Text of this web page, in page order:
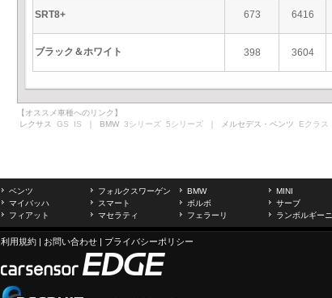
SRT8+ 673 6416
ブラック＆ホワイト 398 3604
【オススメ車種へのリンク】
レクサス GS IS ｜ BMW 3シリーズ 5シリーズ ｜ メルセデス・ベンツ Eクラス
ベンツ フォルクスワーゲン BMW MINI
マイバッハ
スマート ボルボ サーブ
フィアット
マセラティ フェラーリ ランボルギーニ
利用規約 | お問い合わせ | プライバシーポリシー